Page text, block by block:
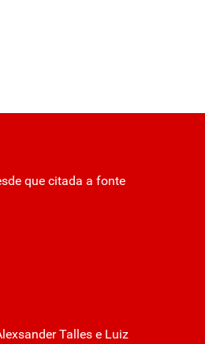
que citada a fonte
Tallese Luiz